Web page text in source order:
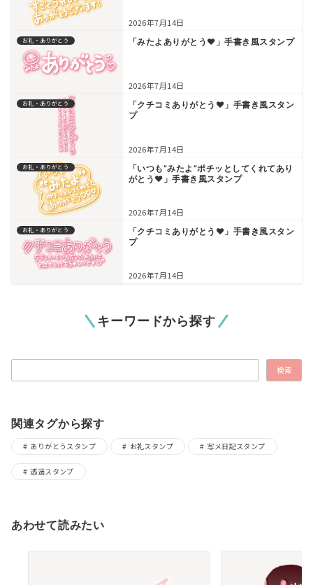
2026年7月14日
お礼・ありがとう 「みたよありがとう♥」手書き風スタンプ
2026年7月14日
お礼・ありがとう
「クチコミありがとう♥」手書き風スタン
プ
2026年7月14日
お礼・ありがとう
「いつも”みたよ”ポチッとしてくれてあり
がとう♥」手書き風スタンプ
2026年7月14日
お礼・ありがとう
「クチコミありがとう♥」手書き風スタン
プ
2026年7月14日
キーワードから探す
検索 検索
関連タグから探す
ありがとうスタンプ お礼スタンプ 写メ日記スタンプ
透過スタンプ
あわせて読みたい